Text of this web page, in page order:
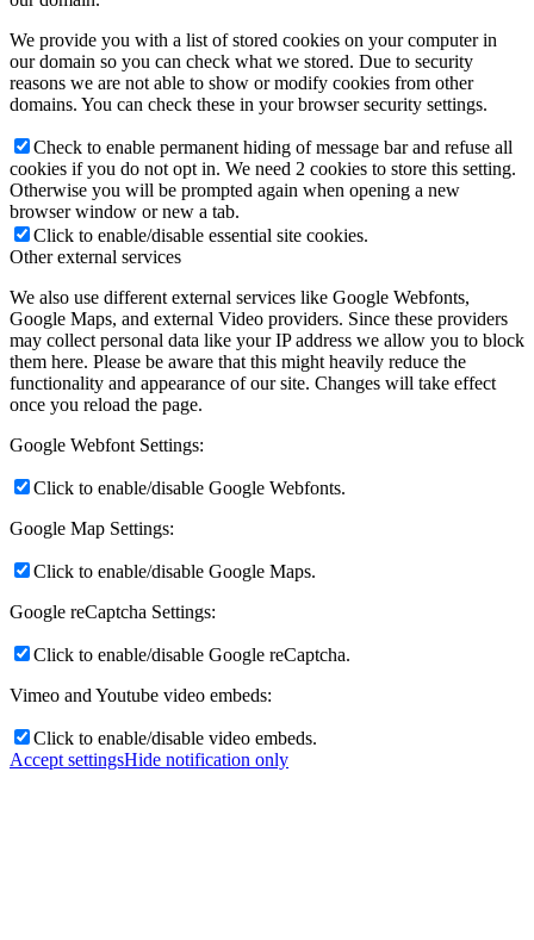
We provide you with a list of stored cookies on your computer in
our domain so you can check what we stored. Due to security
reasons we are not able to show or modify cookies from other
domains. You can check these in your browser security settings.
Check to enable permanent hiding of message bar and refuse all
cookies if you do not opt in. We need 2 cookies to store this setting.
Otherwise you will be prompted again when opening a new
browser window or new a tab.
Click to enable/disable essential site cookies.
Other external services
We also use different external services like Google Webfonts,
Google Maps, and external Video providers. Since these providers
may collect personal data like your IP address we allow you to block
them here. Please be aware that this might heavily reduce the
functionality and appearance of our site. Changes will take effect
once you reload the page.
Google Webfont Settings:
Click to enable/disable Google Webfonts.
Google Map Settings:
Click to enable/disable Google Maps.
Google reCaptcha Settings:
Click to enable/disable Google reCaptcha.
Vimeo and Youtube video embeds:
Click to enable/disable video embeds.
Accept settingsHide notification only